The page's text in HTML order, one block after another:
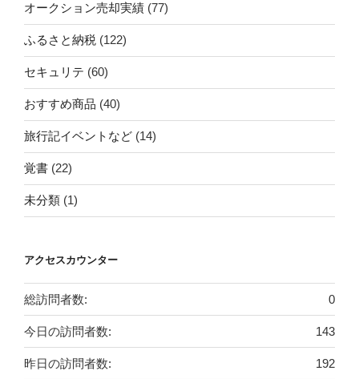
オークション売却実績 (77)
ふるさと納税 (122)
セキュリテ (60)
おすすめ商品 (40)
旅行記イベントなど (14)
覚書 (22)
未分類 (1)
アクセスカウンター
0
総訪問者数:
143
今日の訪問者数:
192
昨日の訪問者数: